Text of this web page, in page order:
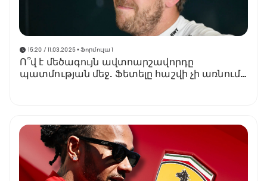
15:20 / 11.03.2025• Ֆորմուլա 1
Ո՞վ է մեծագույն ավտոարշավորդը
պատմության մեջ. Ֆետելը հաշվի չի առնում